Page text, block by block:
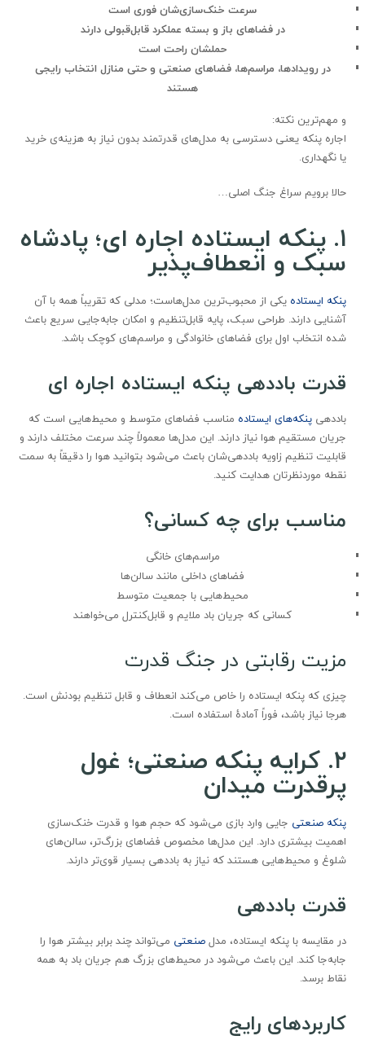
سرعت خنک‌سازی‌شان فوری است
در فضاهای باز و بسته عملکرد قابل‌قبولی دارند
حملشان راحت است
در رویدادها، مراسم‌ها، فضاهای صنعتی و حتی منازل انتخاب رایجی
هستند
و مهم‌ترین نکته:
اجاره پنکه یعنی دسترسی به مدل‌های قدرتمند بدون نیاز به هزینه‌ی خرید
یا نگهداری.
حالا برویم سراغ جنگ اصلی…
۱. پنکه ایستاده اجاره ای؛ پادشاه
سبک و انعطاف‌پذیر
پنکه ایستاده یکی از محبوب‌ترین مدل‌هاست؛ مدلی که تقریباً همه با آن
آشنایی دارند. طراحی سبک، پایه قابل‌تنظیم و امکان جابه‌جایی سریع باعث
شده انتخاب اول برای فضاهای خانوادگی و مراسم‌های کوچک باشد.
قدرت باددهی پنکه ایستاده اجاره ای
باددهی پنکه‌های ایستاده مناسب فضاهای متوسط و محیط‌هایی است که
جریان مستقیم هوا نیاز دارند. این مدل‌ها معمولاً چند سرعت مختلف دارند و
قابلیت تنظیم زاویه باددهی‌شان باعث می‌شود بتوانید هوا را دقیقاً به سمت
نقطه موردنظرتان هدایت کنید.
مناسب برای چه کسانی؟
مراسم‌های خانگی
فضاهای داخلی مانند سالن‌ها
محیط‌هایی با جمعیت متوسط
کسانی که جریان باد ملایم و قابل‌کنترل می‌خواهند
مزیت رقابتی در جنگ قدرت
چیزی که پنکه ایستاده را خاص می‌کند انعطاف و قابل تنظیم بودنش است.
هرجا نیاز باشد، فوراً آمادهٔ استفاده است.
۲. کرایه پنکه صنعتی؛ غول
پرقدرت میدان
پنکه صنعتی جایی وارد بازی می‌شود که حجم هوا و قدرت خنک‌سازی
اهمیت بیشتری دارد. این مدل‌ها مخصوص فضاهای بزرگ‌تر، سالن‌های
شلوغ و محیط‌هایی هستند که نیاز به باددهی بسیار قوی‌تر دارند.
قدرت باددهی
در مقایسه با پنکه ایستاده، مدلصنعتی می‌تواند چند برابر بیشتر هوا را
جابه‌جا کند. این باعث می‌شود در محیط‌های بزرگ هم جریان باد به همه
نقاط برسد.
کاربردهای رایج